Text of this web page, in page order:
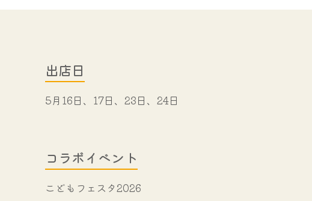
出店日
5月16日、17日、23日、24日
コラボイベント
こどもフェスタ2026